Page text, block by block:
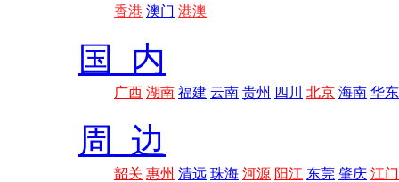
香港 澳门 港澳
国 内
广西 湖南 福建 云南 贵州 四川 北京 海南 华东
周 边
韶关 惠州 清远 珠海 河源 阳江 东莞 肇庆 江门